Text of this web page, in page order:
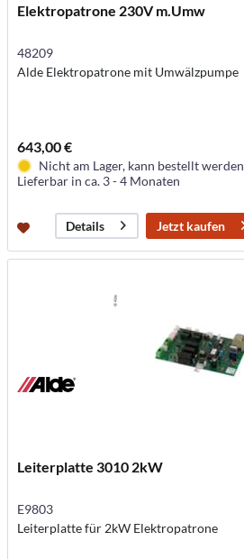
Elektropatrone 230V m.Umw
48209
Alde Elektropatrone mit Umwälzpumpe
643,00 €
Nicht am Lager, kann bestellt werden
Lieferbar in ca. 3 - 4 Monaten
Details Jetzt kaufen
Leiterplatte 3010 2kW
E9803
Leiterplatte für 2kW Elektropatrone